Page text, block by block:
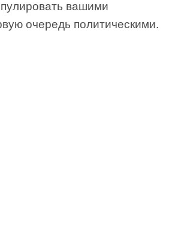
вашими
очередь политическими.